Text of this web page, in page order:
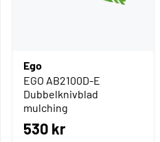
Ego
EGO AB2100D-E
Dubbelknivblad
mulching
530 kr